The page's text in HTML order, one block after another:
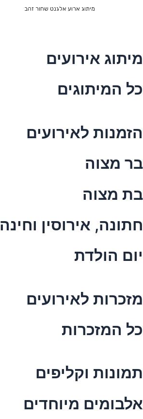
מיתוג ארוע אלגנט שחור זהב
מיתוג אירועים
כל המיתוגים
הזמנות לאירועים
בר מצוה
בת מצוה
חתונה, אירוסין וחינה
יום הולדת
מזכרות לאירועים
כל המזכרות
תמונות וקליפים
אלבומים מיוחדים